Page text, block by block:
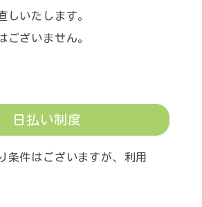
しいたします。
ございません。
日払い制度
条件はございますが、利用